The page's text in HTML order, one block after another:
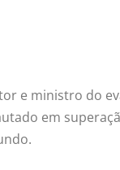
e ministro do
em